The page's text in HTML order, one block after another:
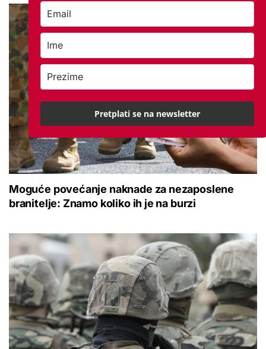
Moguće povećanje naknade za nezaposlene
branitelje: Znamo koliko ih je na burzi
Pretplati se na newsletter